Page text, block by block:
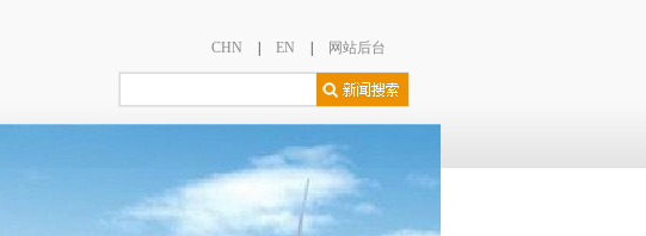
CHN EN 网站后台